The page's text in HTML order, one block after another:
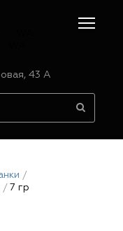
43 А
7 гр